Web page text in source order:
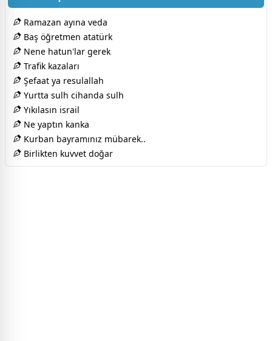
Ramazan ayına veda
Baş öğretmen atatürk
Nene hatun'lar gerek
Trafik kazaları
Şefaat ya resulallah
Yurtta sulh cihanda sulh
Yıkılasın israil
Ne yaptın kanka
Kurban bayramınız mübarek..
Birlikten kuvvet doğar